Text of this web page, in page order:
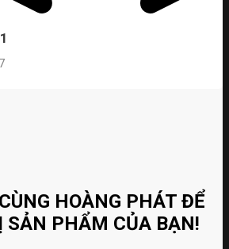
HOÀNG PHÁT ĐỂ
SẢN PHẨM CỦA BẠN!